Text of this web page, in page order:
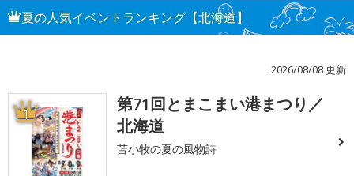
夏の人気イベントランキング【北海道】
2026/08/08 更新
1
第71回とまこまい港まつり／
北海道
苫小牧の夏の風物詩